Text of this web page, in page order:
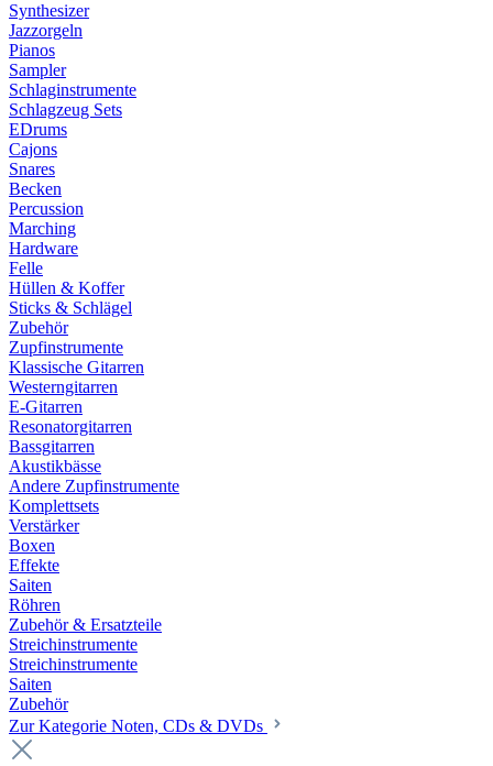
Synthesizer
Jazzorgeln
Pianos
Sampler
Schlaginstrumente
Schlagzeug Sets
EDrums
Cajons
Snares
Becken
Percussion
Marching
Hardware
Felle
Hüllen & Koffer
Sticks & Schlägel
Zubehör
Zupfinstrumente
Klassische Gitarren
Westerngitarren
E-Gitarren
Resonatorgitarren
Bassgitarren
Akustikbässe
Andere Zupfinstrumente
Komplettsets
Verstärker
Boxen
Effekte
Saiten
Röhren
Zubehör & Ersatzteile
Streichinstrumente
Streichinstrumente
Saiten
Zubehör
Zur Kategorie Noten, CDs & DVDs